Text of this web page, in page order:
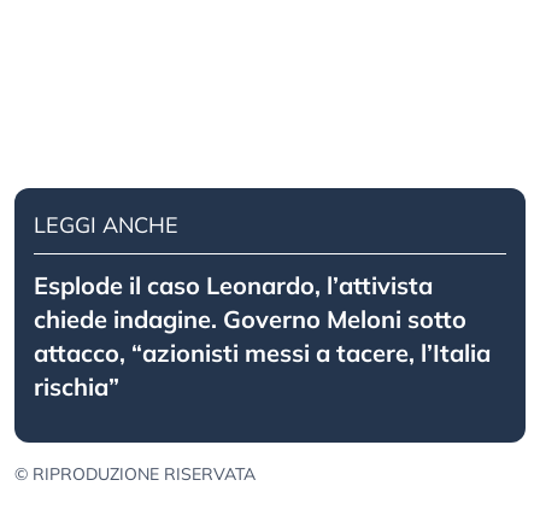
LEGGI ANCHE
Esplode il caso Leonardo, l’attivista
chiede indagine. Governo Meloni sotto
attacco, “azionisti messi a tacere, l’Italia
rischia”
© RIPRODUZIONE RISERVATA